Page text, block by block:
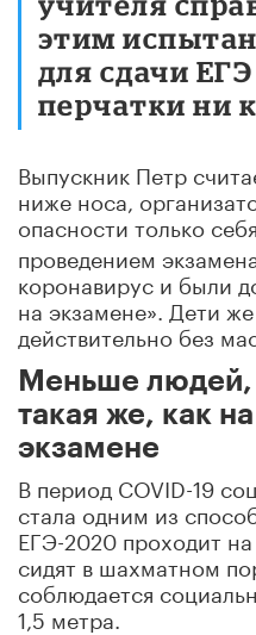
этим
для сдачи
перчатки ни
Выпускник Петр
ниже носа,
опасности только
проведением
коронавирус и были
на экзамене». Дети
действительно без
Меньше людей,
такая же, как
экзамене
В период COVID-19
стала одним из
ЕГЭ-2020 проходит
сидят в шахматном
соблюдается
1,5 метра.